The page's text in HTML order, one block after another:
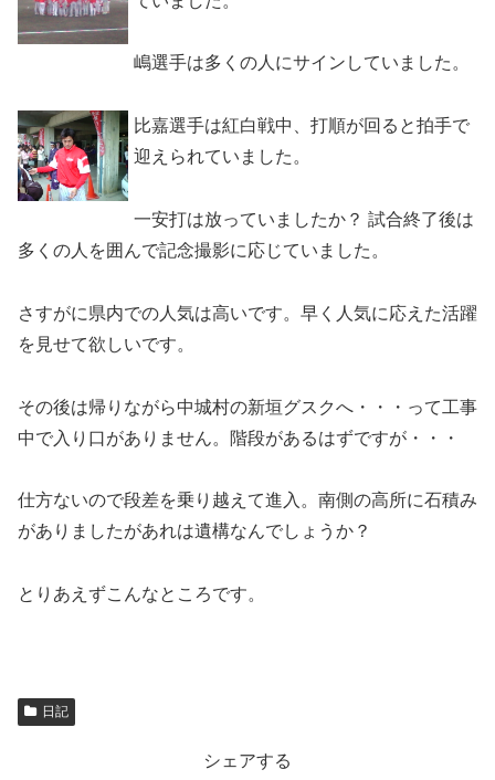
嶋選手は多くの人にサインしていました。
比嘉選手は紅白戦中、打順が回ると拍手で
迎えられていました。
一安打は放っていましたか？ 試合終了後は
多くの人を囲んで記念撮影に応じていました。
さすがに県内での人気は高いです。早く人気に応えた活躍
を見せて欲しいです。
その後は帰りながら中城村の新垣グスクへ・・・って工事
中で入り口がありません。階段があるはずですが・・・
仕方ないので段差を乗り越えて進入。南側の高所に石積み
がありましたがあれは遺構なんでしょうか？
とりあえずこんなところです。
日記
シェアする